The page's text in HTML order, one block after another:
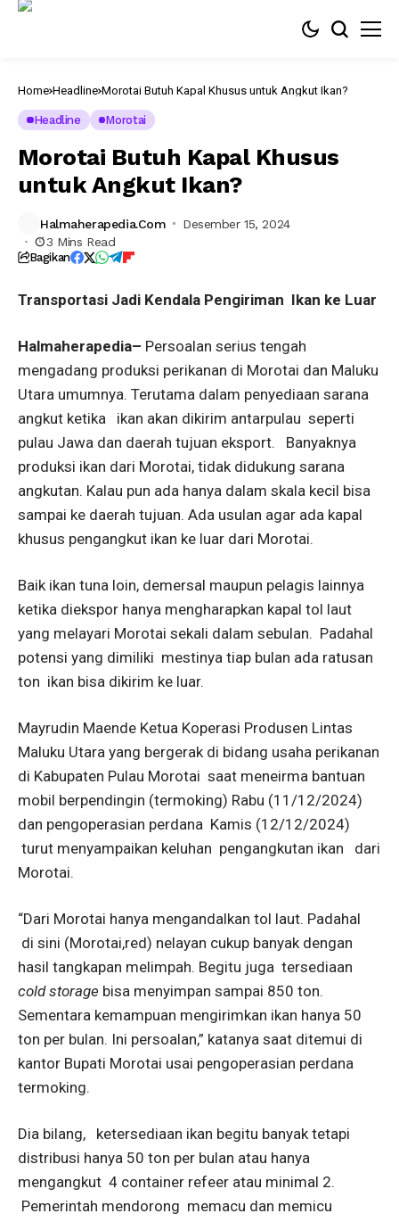
Home Headline Morotai Butuh Kapal Khusus untuk Angkut Ikan?
Headline Morotai
Morotai Butuh Kapal Khusus
untuk Angkut Ikan?
Halmaherapedia.com
Desember 15, 2024
3 Mins Read
Bagikan
Transportasi Jadi Kendala Pengiriman Ikan ke Luar
Halmaherapedia– Persoalan serius tengah
mengadang produksi perikanan di Morotai dan Maluku
Utara umumnya. Terutama dalam penyediaan sarana
angkut ketika ikan akan dikirim antarpulau seperti
pulau Jawa dan daerah tujuan eksport. Banyaknya
produksi ikan dari Morotai, tidak didukung sarana
angkutan. Kalau pun ada hanya dalam skala kecil bisa
sampai ke daerah tujuan. Ada usulan agar ada kapal
khusus pengangkut ikan ke luar dari Morotai.
Baik ikan tuna loin, demersal maupun pelagis lainnya
ketika diekspor hanya mengharapkan kapal tol laut
yang melayari Morotai sekali dalam sebulan. Padahal
potensi yang dimiliki mestinya tiap bulan ada ratusan
ton ikan bisa dikirim ke luar.
Mayrudin Maende Ketua Koperasi Produsen Lintas
Maluku Utara yang bergerak di bidang usaha perikanan
di Kabupaten Pulau Morotai saat meneirma bantuan
mobil berpendingin (termoking) Rabu (11/12/2024)
dan pengoperasian perdana Kamis (12/12/2024)
turut menyampaikan keluhan pengangkutan ikan dari
Morotai.
“Dari Morotai hanya mengandalkan tol laut. Padahal
di sini (Morotai,red) nelayan cukup banyak dengan
hasil tangkapan melimpah. Begitu juga tersediaan
cold storage bisa menyimpan sampai 850 ton.
Sementara kemampuan mengirimkan ikan hanya 50
ton per bulan. Ini persoalan,” katanya saat ditemui di
kantor Bupati Morotai usai pengoperasian perdana
termoking.
Dia bilang, ketersediaan ikan begitu banyak tetapi
distribusi hanya 50 ton per bulan atau hanya
mengangkut 4 container refeer atau minimal 2.
Pemerintah mendorong memacu dan memicu